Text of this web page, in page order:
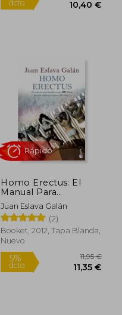
5%
dcto.
Rápido
Homo Erectus: El
Manual Para
Hombres que no
Deben Leer las
Mujeres (Aunque Allá
Ellas. ) (Divulgación)
Juan Eslava Galán
(2)
Booket, 2012, Tapa Blanda,
Nuevo